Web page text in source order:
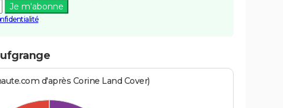
Je m'abonne
d'après Corine Land Cover)